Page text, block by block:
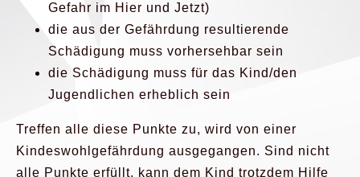
Gefahr im Hier und Jetzt)
die aus der Gefährdung resultierende
Schädigung muss vorhersehbar sein
die Schädigung muss für das Kind/den
Jugendlichen erheblich sein
Treffen alle diese Punkte zu, wird von einer
Kindeswohlgefährdung ausgegangen. Sind nicht
alle Punkte erfüllt, kann dem Kind trotzdem Hilfe